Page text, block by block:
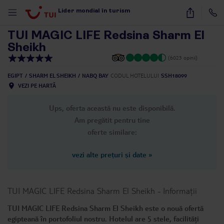
Lider mondial în turism 63
TUI MAGIC LIFE Redsina Sharm El
Sheikh
(6023 opinii)
EGIPT SHARM EL SHEIKH NABQ BAY CODUL HOTELULUI SSH18099
VEZI PE HARTĂ
Ups, oferta această nu este disponibilă.
Am pregătit pentru tine
oferte similare:
vezi alte prețuri și date »
TUI MAGIC LIFE Redsina Sharm El Sheikh - Informații
TUI MAGIC LIFE Redsina Sharm El Sheikh este o nouă ofertă
egipteană în portofoliul nostru. Hotelul are 5 stele, facilități